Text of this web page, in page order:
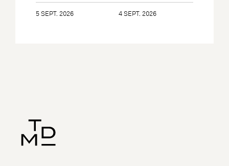
5 SEPT. 2026 4 SEPT. 2026